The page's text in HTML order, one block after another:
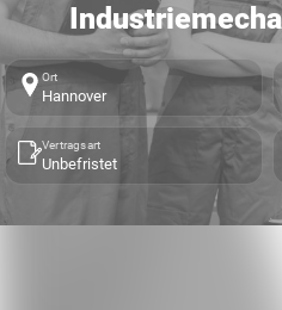
Ort
Hannover
Vertragsart
Unbefristet